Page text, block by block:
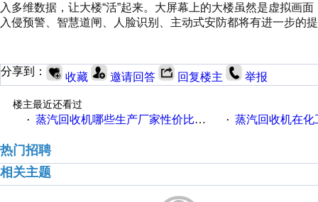
入多维数据，让大楼“活”起来。大屏幕上的大楼虽然是虚拟画
入侵预警、智慧道闸、人脸识别、主动式安防都将有进一步的
分享到： 收藏 邀请回答 回复楼主 举报
楼主最近还看过
· 蒸汽回收机哪些生产厂家性价比高一些 · 蒸汽回收机在化
热门招聘
相关主题